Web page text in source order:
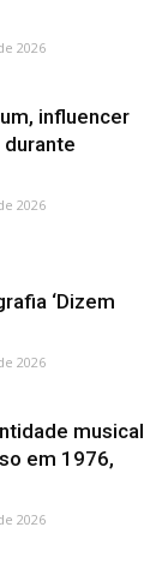
2026
influencer
2026
‘Dizem
2026
musical
em 1976,
2026